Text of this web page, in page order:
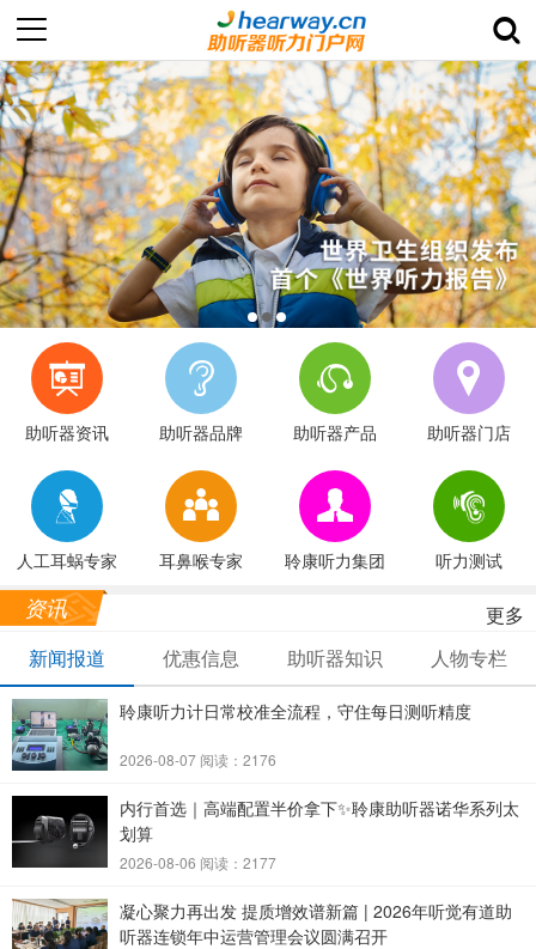
助听器资讯 助听器品牌 助听器产品 助听器门店
人工耳蜗专家 耳鼻喉专家 聆康听力集团 听力测试
资讯
更多
新闻报道
优惠信息 助听器知识 人物专栏
聆康听力计日常校准全流程，守住每日测听精度
2026-08-07 阅读：2176
内行首选｜高端配置半价拿下✨聆康助听器诺华系列太
划算
2026-08-06 阅读：2177
凝心聚力再出发 提质增效谱新篇 | 2026年听觉有道助
听器连锁年中运营管理会议圆满召开